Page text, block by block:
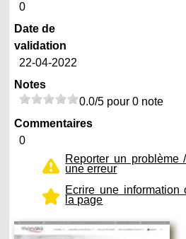
0
Date de
validation
22-04-2022
Notes
0.0/5 pour 0 note
Commentaires
0
Reporter un problème
une erreur
Ecrire une information
la page